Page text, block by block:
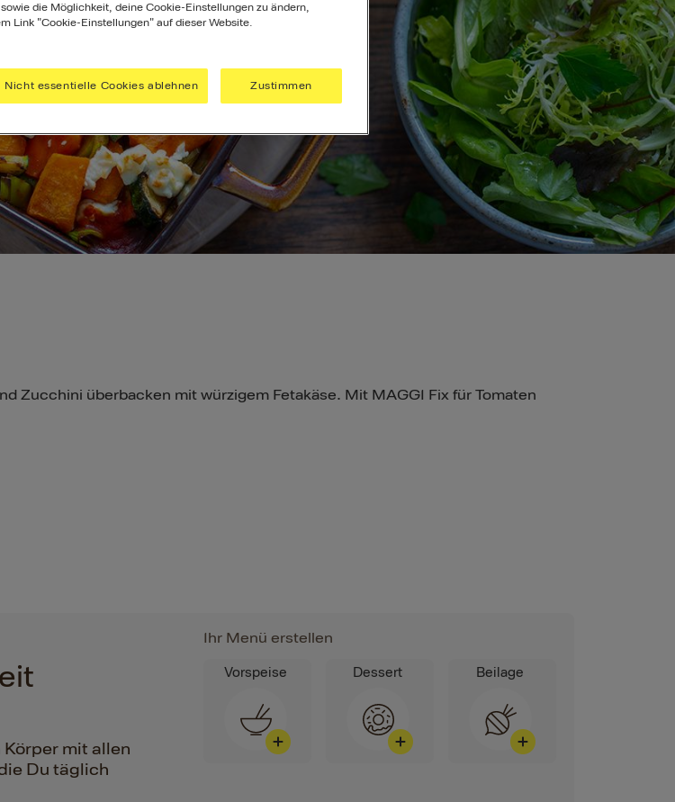
Zucchini überbacken mit würzigem Fetakäse. Mit MAGGI Fix für Tomaten
mit allen
Du täglich
Ihr Menü erstellen
Vorspeise Dessert Beilage
die Möglichkeit, deine Cookie-Einstellungen zu ändern,
Link "Cookie-Einstellungen" auf dieser Website.
Nicht essentielle Cookies ablehnen Zustimmen